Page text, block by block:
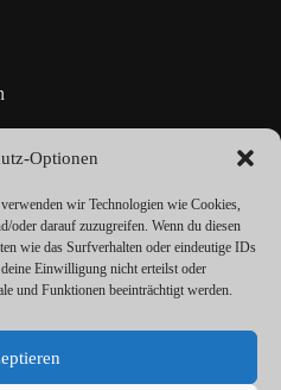
Optionen
wir Technologien wie Cookies,
oder darauf zuzugreifen. Wenn du diesen
wie das Surfverhalten oder eindeutige IDs
Einwilligung nicht erteilst oder
und Funktionen beeinträchtigt werden.